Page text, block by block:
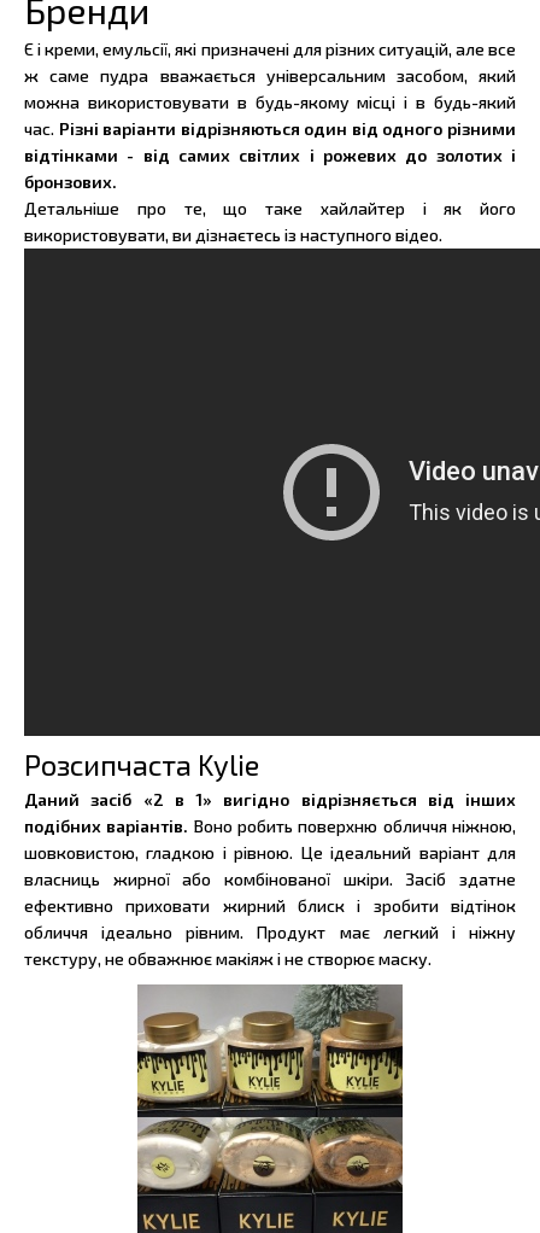
Бренди
Є і креми, емульсії, які призначені для різних ситуацій, але все
ж саме пудра вважається універсальним засобом, який
можна використовувати в будь-якому місці і в будь-який
час. Різні варіанти відрізняються один від одного різними
відтінками - від самих світлих і рожевих до золотих і
бронзових.
Детальніше про те, що таке хайлайтер і як його
використовувати, ви дізнаєтесь із наступного відео.
Розсипчаста Kylie
Даний засіб «2 в 1» вигідно відрізняється від інших
подібних варіантів. Воно робить поверхню обличчя ніжною,
шовковистою, гладкою і рівною. Це ідеальний варіант для
власниць жирної або комбінованої шкіри. Засіб здатне
ефективно приховати жирний блиск і зробити відтінок
обличчя ідеально рівним. Продукт має легкий і ніжну
текстуру, не обважнює макіяж і не створює маску.